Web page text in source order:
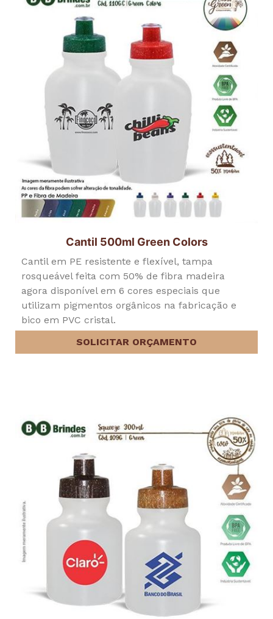
Cantil 500ml Green Colors
Cantil em PE resistente e flexível, tampa
rosqueável feita com 50% de fibra madeira
agora disponível em 6 cores especiais que
utilizam pigmentos orgânicos na fabricação e
bico em PVC cristal.
SOLICITAR ORÇAMENTO